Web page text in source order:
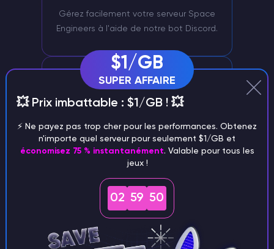
Gérez facilement votre serveur Space
Engineers à l'aide de notre bot Discord.
Soutien exclusif
grande expérience s'occupera de votre
$1/GB
SUPER AFFAIRE
💥 Prix imbattable : $1/GB ! 💥
⚡️ Ne payez pas trop cher pour les performances. Obtenez
n'importe quel serveur pour seulement $1/GB et
économisez 75 % instantanément. Valable pour tous les
jeux !
02 59 49